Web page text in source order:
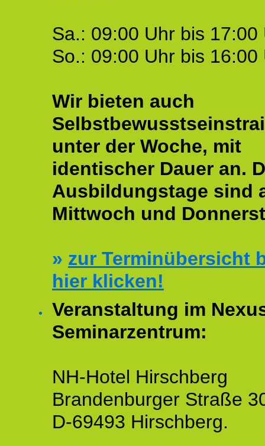
Sa.: 09:00 Uhr bis 17:00
So.: 09:00 Uhr bis 16:00
Wir bieten auch
unter der Woche, mit
identischer Dauer an.
Ausbildungstage sind
Mittwoch und
» zur Terminübersicht
hier klicken!
Veranstaltung im
Seminarzentrum:
NH-Hotel Hirschberg
Brandenburger Straße
D-69493 Hirschberg.